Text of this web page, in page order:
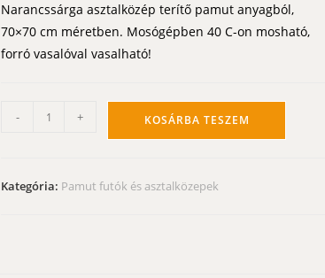
Narancssárga asztalközép terítő pamut anyagból,
70×70 cm méretben. Mosógépben 40 C-on mosható,
forró vasalóval vasalható!
Narancssárga
- + KOSÁRBA TESZEM
Kategória: Pamut futók és asztalközepek